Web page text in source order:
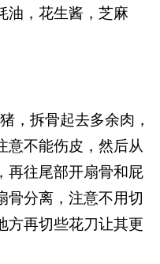
油，花生酱，芝麻
，拆骨起去多余肉，
意不能伤皮，然后从
再往尾部开扇骨和屁
骨分离，注意不用切
方再切些花刀让其更